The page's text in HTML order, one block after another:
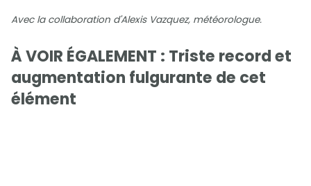
Avec la collaboration d'Alexis Vazquez, météorologue.
À VOIR ÉGALEMENT : Triste record et
augmentation fulgurante de cet
élément